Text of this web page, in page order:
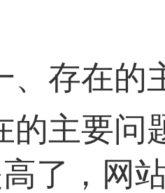
、存在的
的主要问
了，网